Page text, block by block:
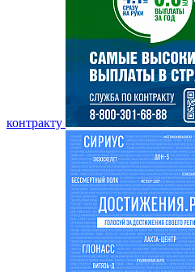
контракту